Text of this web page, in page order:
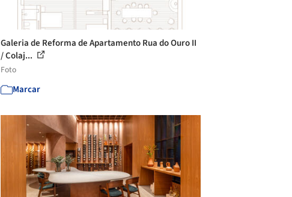
Galeria de Reforma de Apartamento Rua do Ouro II
/ Colaj...
Foto
Marcar